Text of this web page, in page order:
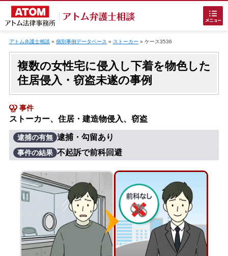
ホームに戻る
刑事事件でお困りの方
刑事事件の無料相談
接見・面会を弁護士に依頼
刑事事件を示談で解決したい
アトム弁護士相談 » 個別事例データベース » ストーカー » ケース3536
複数の女性宅に侵入し下着を物色した
住居侵入・窃盗未遂の事例
事件
ストーカー、住居・建造物侵入、窃盗
逮捕の有無 逮捕・勾留あり
事件の結果 不起訴で前科回避